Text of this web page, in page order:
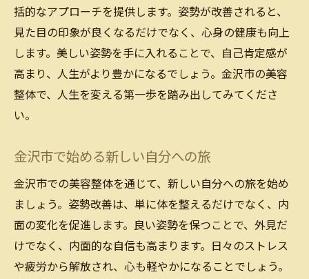
括的なアプローチを提供します。姿勢が改善されると、
見た目の印象が良くなるだけでなく、心身の健康も向上
します。美しい姿勢を手に入れることで、自己肯定感が
高まり、人生がより豊かになるでしょう。金沢市の美容
整体で、人生を変える第一歩を踏み出してみてくださ
い。
金沢市で始める新しい自分への旅
金沢市での美容整体を通じて、新しい自分への旅を始め
ましょう。姿勢改善は、単に体を整えるだけでなく、内
面の変化を促進します。良い姿勢を保つことで、外見だ
けでなく、内面的な自信も高まります。日々のストレス
や疲労から解放され、心も軽やかになることでしょう。